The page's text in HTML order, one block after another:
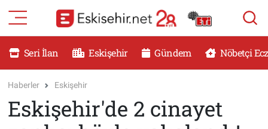
Seri İlan Eskişehir Gündem Nöbetçi
Haberler Eskişehir
Eskişehir'de 2 cinayet
RESMİ İLANLAR
DÜNYA
Eskişehir Nöbetçi Eczaneler
Eskişehir Namaz Vakitleri